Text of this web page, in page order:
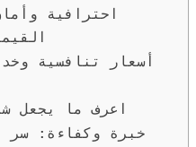
احترافية
أسعار تنافسية
اعرف ما يجعل
خبرة وكفاءة: سر